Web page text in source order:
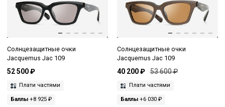
Солнцезащитные очки
Jacquemus Jac 109
52 500 ₽
Плати частями
Баллы +8 925 ₽
Солнцезащитные очки
Jacquemus Jac 109
40 200 ₽ 53 600 ₽
Плати частями
Баллы+6 030 ₽